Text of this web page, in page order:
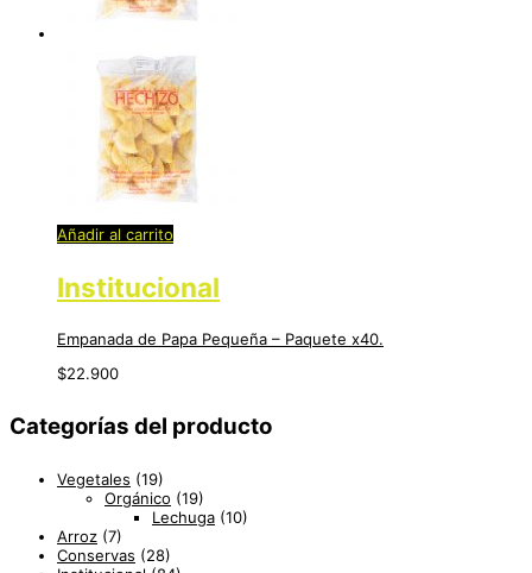
Añadir al carrito
Institucional
Empanada de Papa Pequeña – Paquete x40.
$22.900
Categorías del producto
Vegetales (19)
Orgánico (19)
Lechuga (10)
Arroz (7)
Conservas (28)